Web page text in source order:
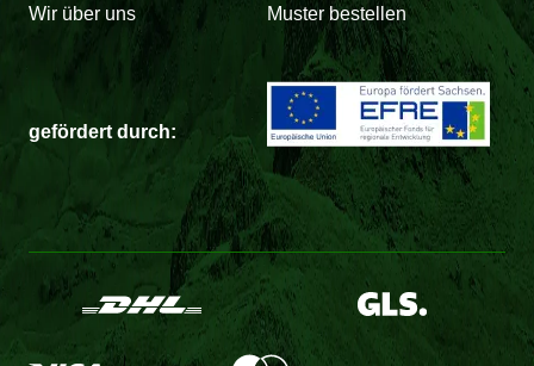
Wir über uns Muster bestellen
gefördert durch: